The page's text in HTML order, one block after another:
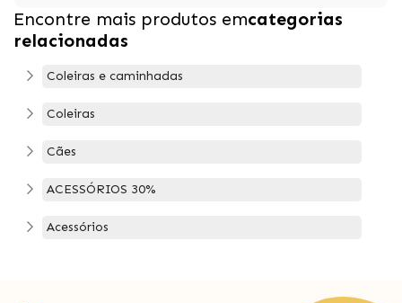
Encontre mais produtos emcategorias
relacionadas
Coleiras e caminhadas
Coleiras
Cães
ACESSÓRIOS 30%
Acessórios